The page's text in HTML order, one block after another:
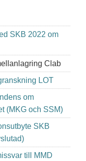
SKB 2022 om
Clab
LOT
om
(MKG och SSM)
SKB
till MMD